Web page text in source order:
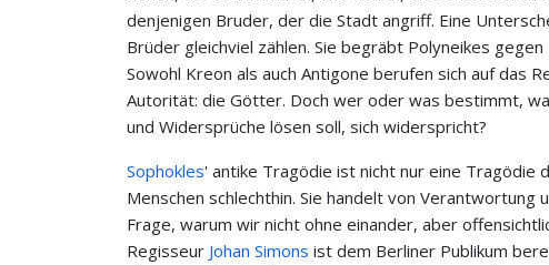
denjenigen Bruder, der die Stadt angriff. Eine
Brüder gleichviel zählen. Sie begräbt Polyneikes
Sowohl Kreon als auch Antigone berufen sich auf das
Autorität: die Götter. Doch wer oder was bestimmt,
und Widersprüche lösen soll, sich widerspricht?
Sophokles' antike Tragödie ist nicht nur eine Tragödie
Menschen schlechthin. Sie handelt von
Frage, warum wir nicht ohne einander, aber
Regisseur Johan Simons ist dem Berliner Publikum